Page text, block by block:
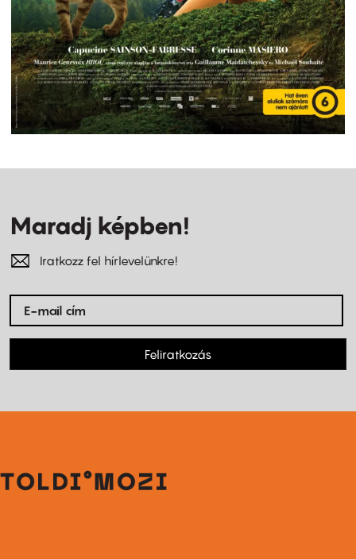
Maradj képben!
Iratkozz fel hírlevelünkre!
Feliratkozás